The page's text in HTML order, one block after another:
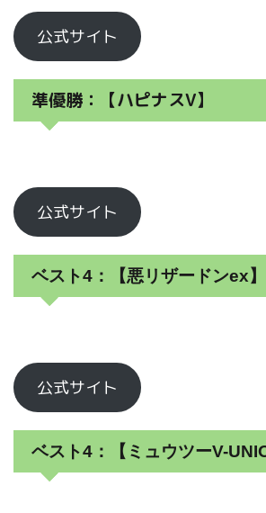
公式サイト
準優勝：【ハピナスV】
公式サイト
ベスト4：【悪リザードンex】
公式サイト
ベスト4：【ミュウツーV-